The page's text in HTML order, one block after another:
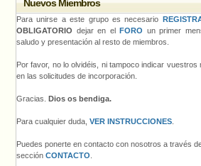
Nuevos Miembros
Para unirse a este grupo es necesario
OBLIGATORIO dejar en el FORO un primer
saludo y presentación al resto de miembros.
Por favor, no lo olvidéis, ni tampoco indicar vuestros
en las solicitudes de incorporación.
Gracias. Dios os bendiga.
Para cualquier duda, VER INSTRUCCIONES
Puedes ponerte en contacto con nosotros a través
sección CONTACTO